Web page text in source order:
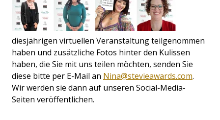
diesjährigen virtuellen Veranstaltung teilgenommen
haben und zusätzliche Fotos hinter den Kulissen
haben, die Sie mit uns teilen möchten, senden Sie
diese bitte per E-Mail an Nina@stevieawards.com.
Wir werden sie dann auf unseren Social-Media-
Seiten veröffentlichen.